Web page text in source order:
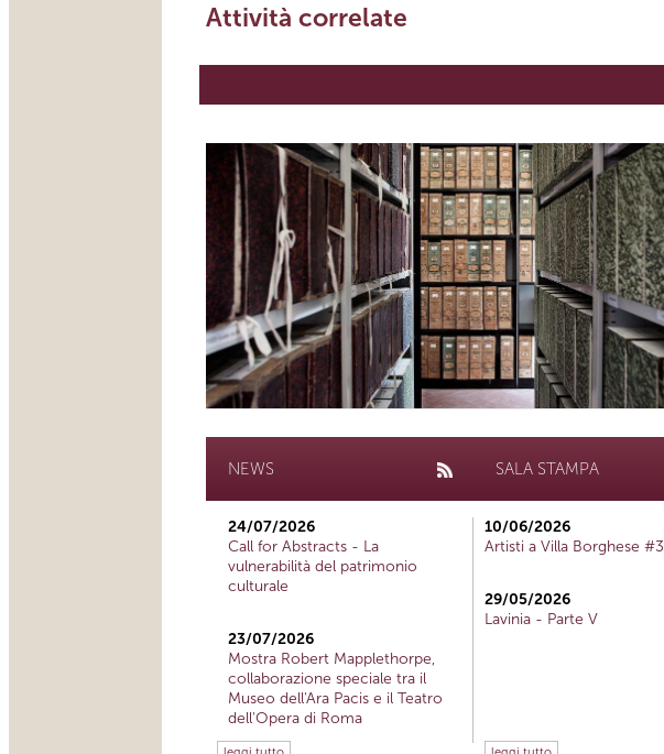
Attività correlate
NEWS
24/07/2026
Call for Abstracts - La
vulnerabilità del patrimonio
culturale
23/07/2026
Mostra Robert Mapplethorpe,
collaborazione speciale tra il
Museo dell'Ara Pacis e il Teatro
dell'Opera di Roma
SALA STAMPA
10/06/2026
Artisti a Villa Borghese #3
29/05/2026
Lavinia - Parte V